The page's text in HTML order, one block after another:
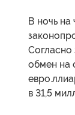
В ночь на
Согласно
обмен на
в 31,5